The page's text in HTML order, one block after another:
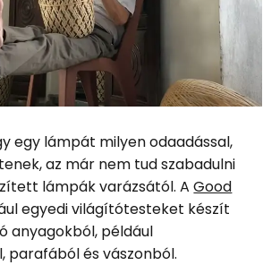
egy lámpát milyen odaadással,
az már nem tud szabadulni
lámpák varázsától. AGood
egyedi világítótesteket készít
anyagokból, például
parafából és vászonból.